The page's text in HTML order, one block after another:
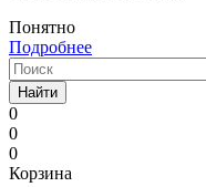
Понятно
Подробнее
Найти
0
0
0
Корзина